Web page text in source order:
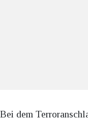
Bei dem